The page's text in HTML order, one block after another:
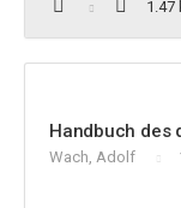
1.47
Handbuch des
Wach, Adolf